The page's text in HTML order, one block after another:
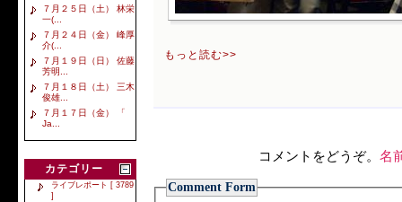
７月２５日（土） 林栄
一(...
７月２４日（金） 峰厚
介(...
７月１９日（日） 佐藤
芳明...
７月１８日（土） 三木
俊雄...
７月１７日（金） 「
Ja...
カテゴリー
ライブレポート [ 3789
]
もっと読む>>
コメントをどうぞ。 名
Comment Form